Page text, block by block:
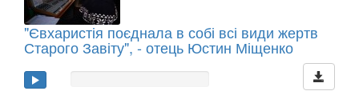
"Євхаристія поєднала в собі всі види жертв
Старого Завіту", - отець Юстин Міщенко